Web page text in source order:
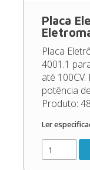
Placa
Placa
4001.1
até
potência
Produto:
Ler